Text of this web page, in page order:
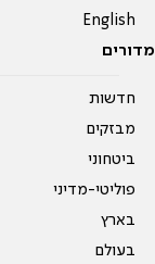
English
מדורים
חדשות
מבזקים
ביטחוני
פוליטי-מדיני
בארץ
בעולם